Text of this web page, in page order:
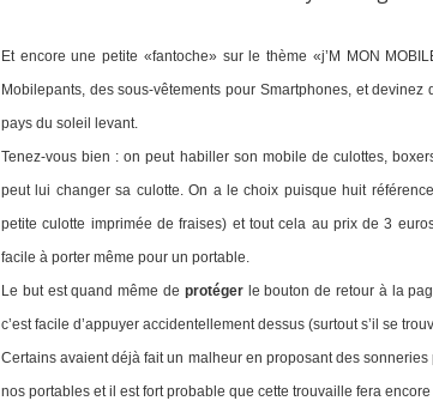
Et encore une petite «fantoche» sur le thème «j’M MON
Mobilepants, des sous-vêtements pour Smartphones, et
pays du soleil levant.
Tenez-vous bien : on peut habiller son mobile de culottes,
peut lui changer sa culotte. On a le choix puisque huit
petite culotte imprimée de fraises) et tout cela au prix de 3
facile à porter même pour un portable.
Le but est quand même de protégerle bouton de retour à la
c’est facile d’appuyer accidentellement dessus (surtout s’il se
Certains avaient déjà fait un malheur en proposant des
nos portables et il est fort probable que cette trouvaille fera